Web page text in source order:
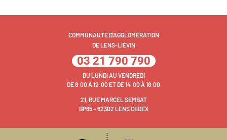
COMMUNAUTÉ D'AGGLOMÉRATION
DE LENS-LIÉVIN
03 21 790 790
DU LUNDI AU VENDREDI
DE 8:00 À 12:00 ET DE 14:00 À 18:00
21, RUE MARCEL SEMBAT
BP65 – 62302 LENS CEDEX